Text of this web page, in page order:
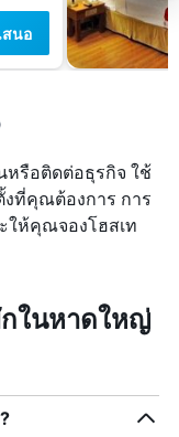
สนอ
รือติดต่อธุรกิจ ใช้
ที่คุณต้องการ การ
ให้คุณจองโฮสเท
กในหาดใหญ่